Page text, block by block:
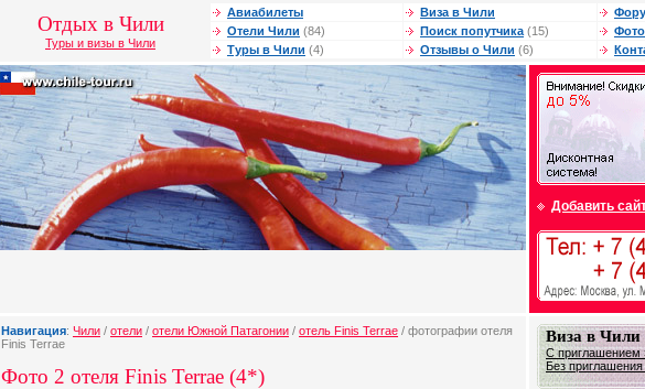
Отдых в Чили
Туры и визы в Чили
Авиабилеты Виза в Чили
Отели Чили (84) Поиск попутчика (15)
Туры в Чили (4) Отзывы о Чили (6)
Добавить
Навигация: Чили / отели / отели Южной Патагонии / отель Finis Terrae / фотографии отеля
Finis Terrae
Фото 2 отеля Finis Terrae (4*)
Виза в Чили
С приглашением
Без приглашения